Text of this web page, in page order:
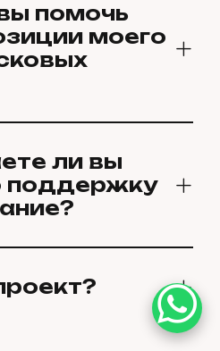
помочь
моего
ли вы
поддержку